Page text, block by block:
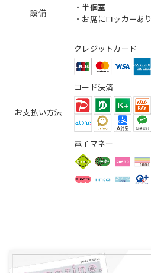
設備
・半個室
・お席にロッカーあり
お支払い方法
クレジットカード
コード決済
電子マネー